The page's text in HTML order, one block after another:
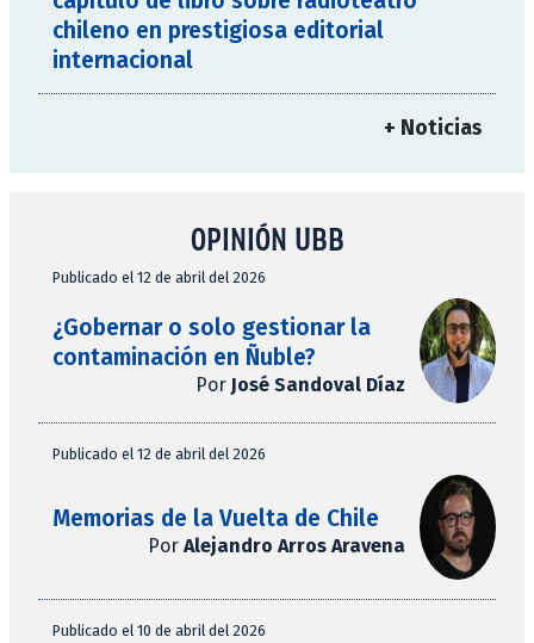
chileno en prestigiosa editorial
internacional
+ Noticias
OPINIÓN UBB
Publicado el 12 de abril del 2026
¿Gobernar o solo gestionar la
contaminación en Ñuble?
Por José Sandoval Díaz
Publicado el 12 de abril del 2026
Memorias de la Vuelta de Chile
Por Alejandro Arros Aravena
Publicado el 10 de abril del 2026